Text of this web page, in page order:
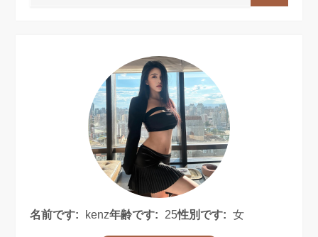
名前です: kenz年齢です: 25性別です: 女